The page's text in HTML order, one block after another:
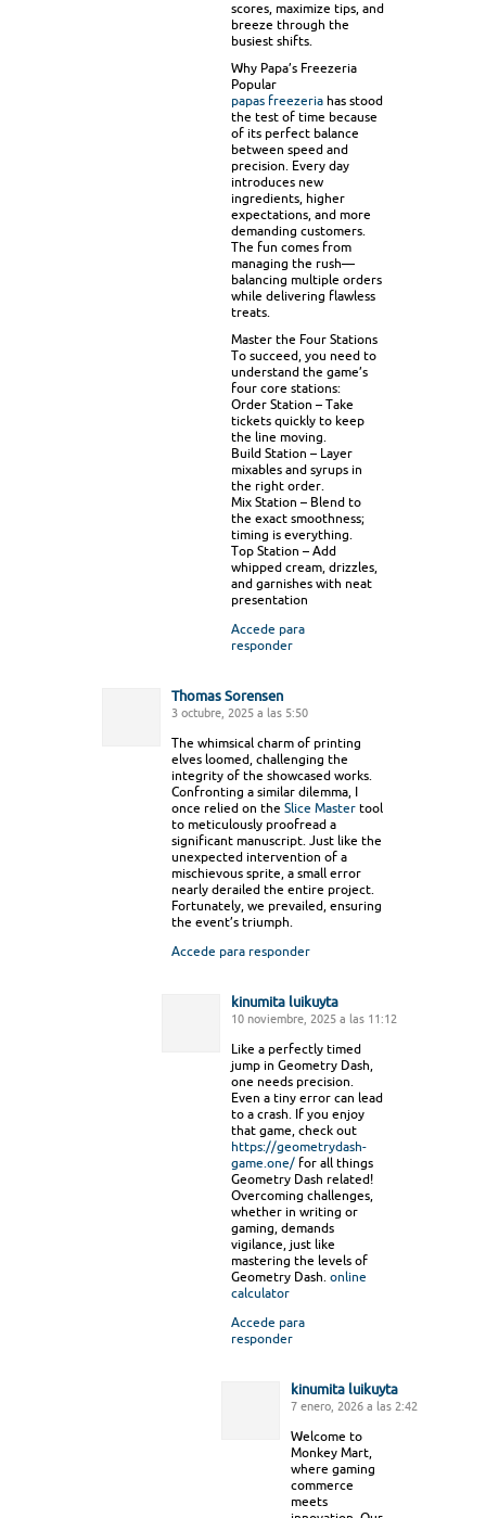
scores, maximize tips, and
breeze through the
busiest shifts.
Why Papa’s Freezeria
Popular
papas freezeria has stood
the test of time because
of its perfect balance
between speed and
precision. Every day
introduces new
ingredients, higher
expectations, and more
demanding customers.
The fun comes from
managing the rush—
balancing multiple orders
while delivering flawless
treats.
Master the Four Stations
To succeed, you need to
understand the game’s
four core stations:
Order Station – Take
tickets quickly to keep
the line moving.
Build Station – Layer
mixables and syrups in
the right order.
Mix Station – Blend to
the exact smoothness;
timing is everything.
Top Station – Add
whipped cream, drizzles,
and garnishes with neat
presentation
Accede para
responder
Thomas Sorensen
3 octubre, 2025 a las 5:50
The whimsical charm of printing
elves loomed, challenging the
integrity of the showcased works.
Confronting a similar dilemma, I
once relied on the Slice Master tool
to meticulously proofread a
significant manuscript. Just like the
unexpected intervention of a
mischievous sprite, a small error
nearly derailed the entire project.
Fortunately, we prevailed, ensuring
the event’s triumph.
Accede para responder
kinumita luikuyta
10 noviembre, 2025 a las 11:12
Like a perfectly timed
jump in Geometry Dash,
one needs precision.
Even a tiny error can lead
to a crash. If you enjoy
that game, check out
https://geometrydash-
game.one/ for all things
Geometry Dash related!
Overcoming challenges,
whether in writing or
gaming, demands
vigilance, just like
mastering the levels of
Geometry Dash. online
calculator
Accede para
responder
kinumita luikuyta
7 enero, 2026 a las 2:42
Welcome to
Monkey Mart,
where gaming
commerce
meets